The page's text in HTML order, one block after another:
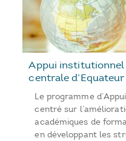
Appui
centrale
Le programme
centré sur
académiques de
en développant les